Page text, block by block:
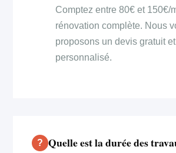
Comptez entre 80€ et 150€/
rénovation complète. Nous
proposons un devis gratuit et
personnalisé.
Quelle est la durée des